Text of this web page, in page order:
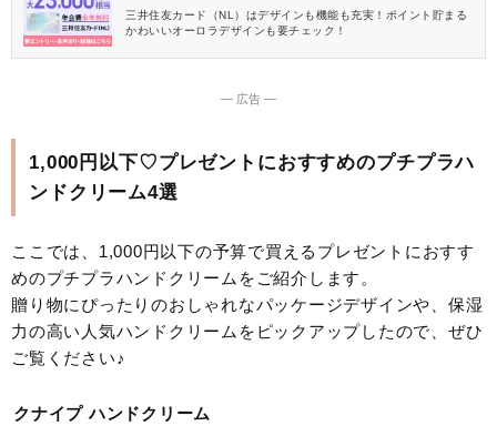
三井住友カード（NL）はデザインも機能も充実！ポイント貯まる
かわいいオーロラデザインも要チェック！
― 広告 ―
1,000円以下♡プレゼントにおすすめのプチプラハ
ンドクリーム4選
ここでは、1,000円以下の予算で買えるプレゼントにおすす
めのプチプラハンドクリームをご紹介します。
贈り物にぴったりのおしゃれなパッケージデザインや、保湿
力の高い人気ハンドクリームをピックアップしたので、ぜひ
ご覧ください♪
クナイプ ハンドクリーム